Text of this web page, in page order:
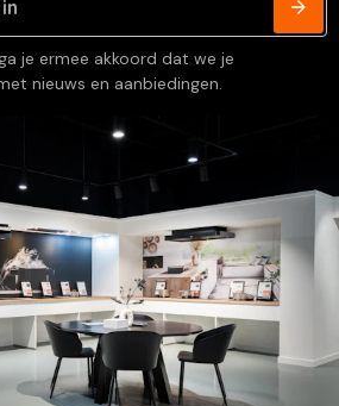
je ermee akkoord dat we je
nieuws en aanbiedingen.